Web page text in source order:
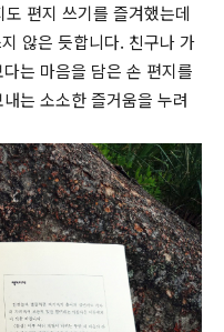
편지 쓰기를 즐겨했는데
않은 듯합니다. 친구나 가
는 마음을 담은 손 편지를
는 소소한 즐거움을 누려